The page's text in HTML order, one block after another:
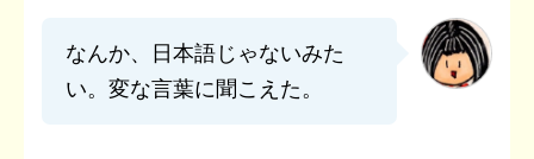
なんか、日本語じゃないみた
い。変な言葉に聞こえた。